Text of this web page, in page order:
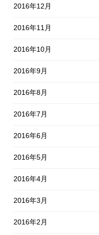
2016年12月
2016年11月
2016年10月
2016年9月
2016年8月
2016年7月
2016年6月
2016年5月
2016年4月
2016年3月
2016年2月